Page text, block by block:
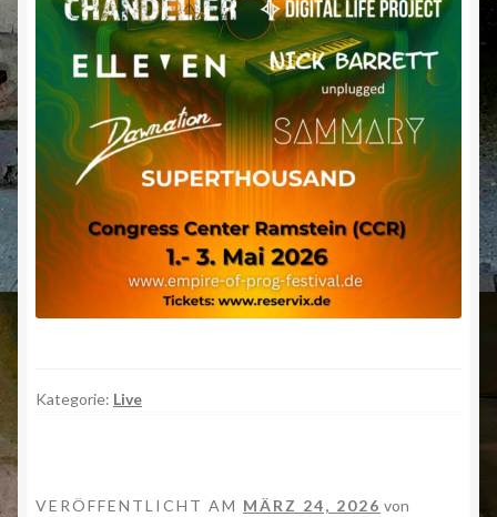
Kategorie: Live
VERÖFFENTLICHT AM MÄRZ 24, 2026 von